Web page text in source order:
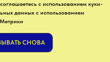
с использованием куки-
данных с использованием
СНОВА